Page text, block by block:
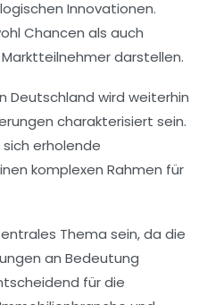
Innovationen.
Chancen als auch
darstellen.
Deutschland wird weiterhin
charakterisiert sein.
erholende
komplexen Rahmen für
Thema sein, da die
an Bedeutung
für die